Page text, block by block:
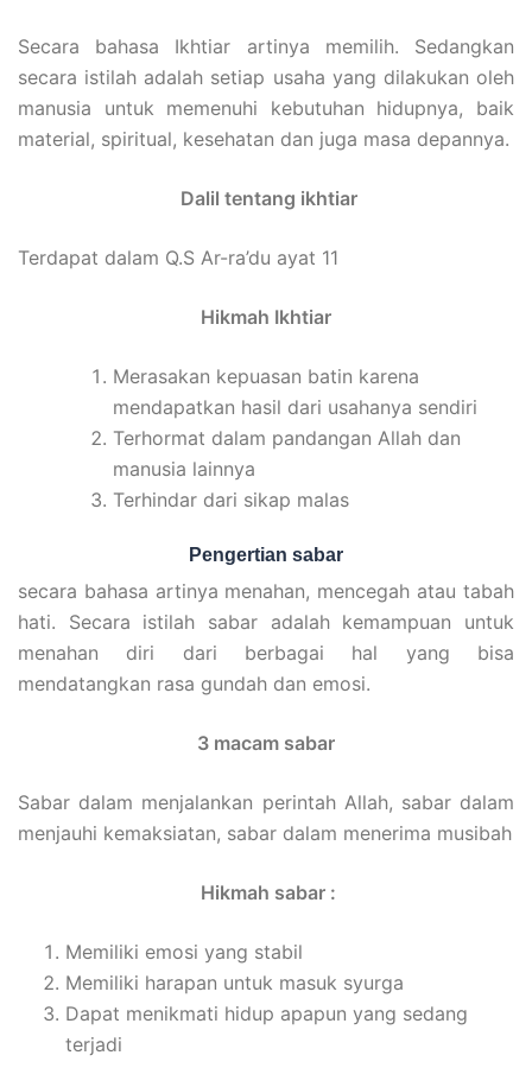
Secara bahasa Ikhtiar artinya memilih. Sedangkan
secara istilah adalah setiap usaha yang dilakukan oleh
manusia untuk memenuhi kebutuhan hidupnya, baik
material, spiritual, kesehatan dan juga masa depannya.
Dalil tentang ikhtiar
Terdapat dalam Q.S Ar-ra’du ayat 11
Hikmah Ikhtiar
Merasakan kepuasan batin karena
mendapatkan hasil dari usahanya sendiri
Terhormat dalam pandangan Allah dan
manusia lainnya
Terhindar dari sikap malas
Pengertian sabar
secara bahasa artinya menahan, mencegah atau tabah
hati. Secara istilah sabar adalah kemampuan untuk
menahan diri dari berbagai hal yang bisa
mendatangkan rasa gundah dan emosi.
3 macam sabar
Sabar dalam menjalankan perintah Allah, sabar dalam
menjauhi kemaksiatan, sabar dalam menerima musibah
Hikmah sabar :
Memiliki emosi yang stabil
Memiliki harapan untuk masuk syurga
Dapat menikmati hidup apapun yang sedang
terjadi